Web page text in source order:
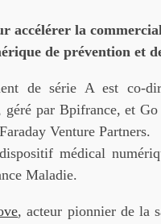
accélérer la
de prévention et
de série A est co-
géré par Bpifrance, et
Venture Partners.
médical
Maladie.
, acteur pionnier de la